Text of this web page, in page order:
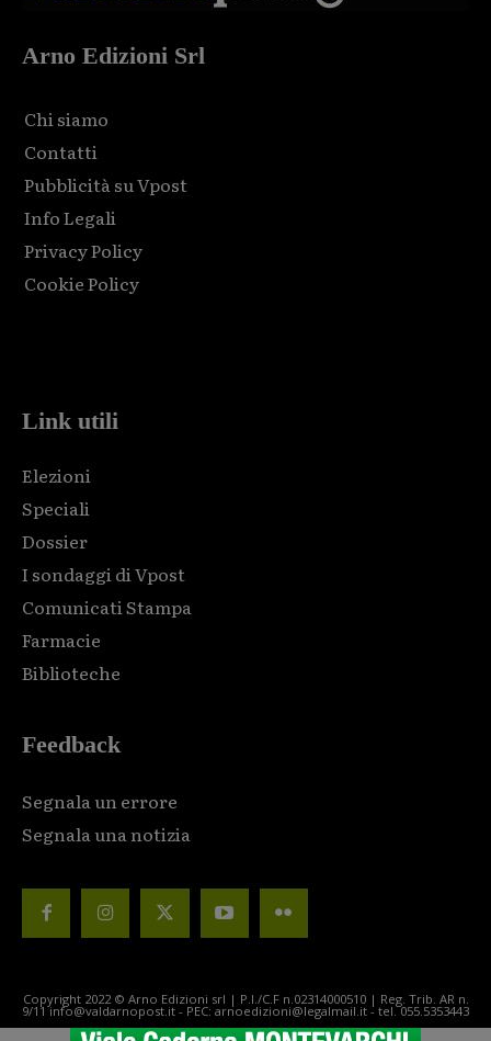
Arno Edizioni Srl
Chi siamo
Contatti
Pubblicità su Vpost
Info Legali
Privacy Policy
Cookie Policy
Link utili
Elezioni
Speciali
Dossier
I sondaggi di Vpost
Comunicati Stampa
Farmacie
Biblioteche
Feedback
Segnala un errore
Segnala una notizia
Copyright 2022 © Arno Edizioni srl | P.I./C.F n.02314000510 | Reg. Trib. AR n.
9/11 info@valdarnopost.it - PEC: arnoedizioni@legalmail.it - tel. 055.5353443